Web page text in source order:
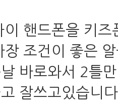
이 핸드폰을 키
장 조건이 좋은
바로와서 2틀
잘쓰고있습니